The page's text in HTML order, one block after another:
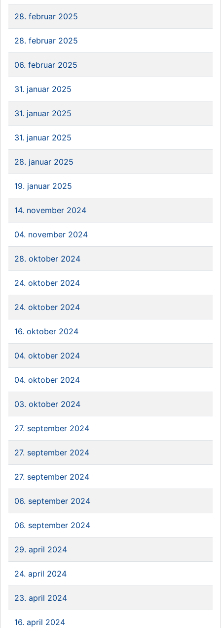
28. februar 2025
28. februar 2025
06. februar 2025
31. januar 2025
31. januar 2025
31. januar 2025
28. januar 2025
19. januar 2025
14. november 2024
04. november 2024
28. oktober 2024
24. oktober 2024
24. oktober 2024
16. oktober 2024
04. oktober 2024
04. oktober 2024
03. oktober 2024
27. september 2024
27. september 2024
27. september 2024
06. september 2024
06. september 2024
29. april 2024
24. april 2024
23. april 2024
16. april 2024